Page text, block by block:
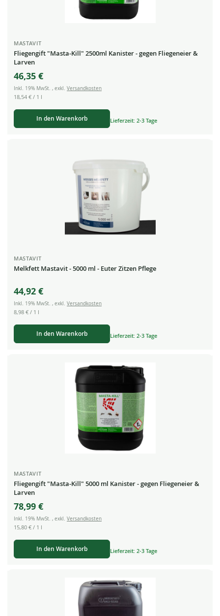
MASTAVIT
Fliegengift "Masta-Kill" 2500ml Kanister - gegen Fliegeneier &
Larven
46,35 €
Inkl. 19% MwSt. , exkl. Versandkosten
18,54 € / 1 l
In den Warenkorb Lieferzeit: 2-3 Tage
MASTAVIT
Melkfett Mastavit - 5000 ml - Euter Zitzen Pflege
44,92 €
Inkl. 19% MwSt. , exkl. Versandkosten
8,98 € / 1 l
In den Warenkorb Lieferzeit: 2-3 Tage
MASTAVIT
Fliegengift "Masta-Kill" 5000 ml Kanister - gegen Fliegeneier &
Larven
78,99 €
Inkl. 19% MwSt. , exkl. Versandkosten
15,80 € / 1 l
In den Warenkorb Lieferzeit: 2-3 Tage